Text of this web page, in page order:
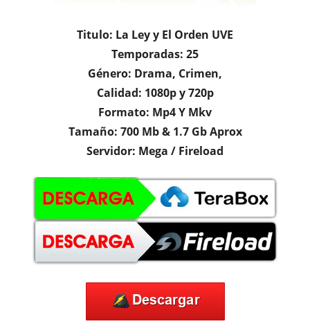
Titulo: La Ley y El Orden UVE
Temporadas: 25
Género: Drama, Crimen,
Calidad: 1080p y 720p
Formato: Mp4 Y Mkv
Tamaño: 700 Mb & 1.7 Gb Aprox
Servidor: Mega / Fireload